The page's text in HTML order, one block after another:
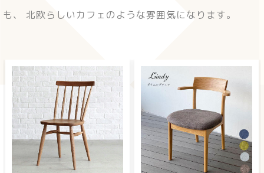
も、 北欧らしいカフェのような雰囲気になります。